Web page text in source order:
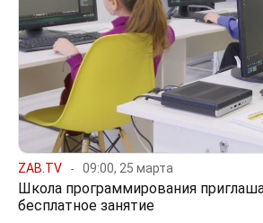
ZAB.TV 09:00, 25 марта
Школа программирования
бесплатное занятие